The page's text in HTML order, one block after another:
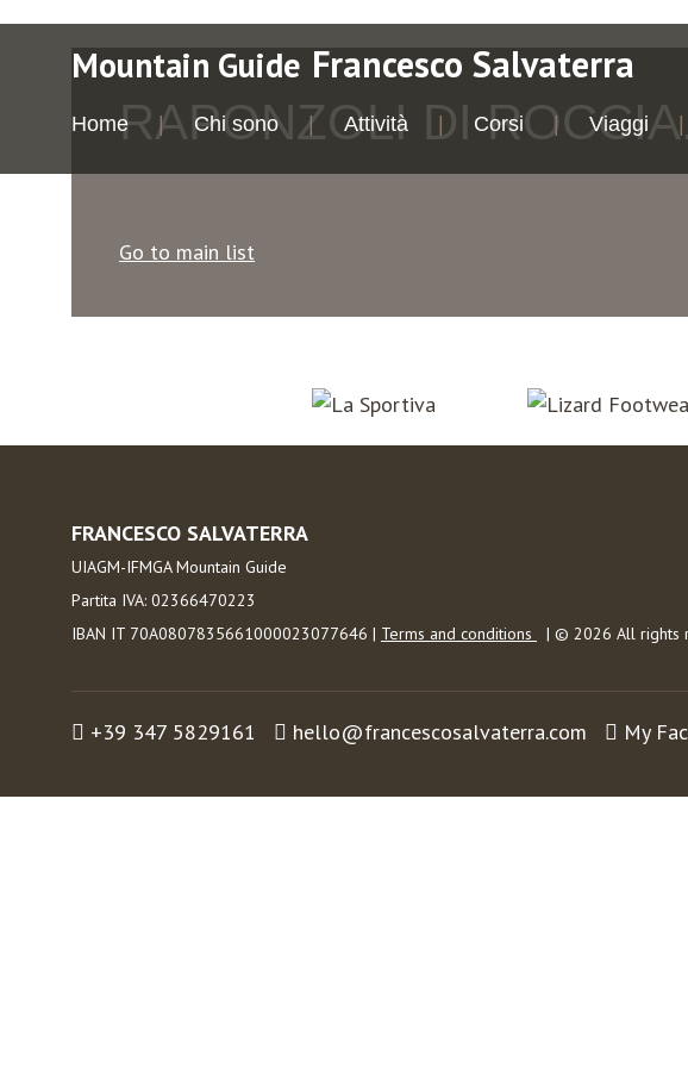
Mountain Guide Francesco Salvaterra
Home Chi sono Attività Corsi Viaggi
RAPONZOLI DI ROCCIA.
Go to main list
FRANCESCO SALVATERRA
UIAGM-IFMGA Mountain Guide
Partita IVA: 02366470223
IBAN IT 70A0807835661000023077646 | Terms and conditions | © 2026 All rights
+39 347 5829161 hello@francescosalvaterra.com My